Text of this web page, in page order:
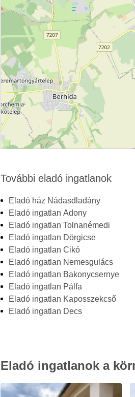
További eladó ingatlanok
Eladó ház Nádasdladány
Eladó ingatlan Adony
Eladó ingatlan Tolnanémedi
Eladó ingatlan Dörgicse
Eladó ingatlan Cikó
Eladó ingatlan Nemesgulács
Eladó ingatlan Bakonycsernye
Eladó ingatlan Pálfa
Eladó ingatlan Kaposszekcső
Eladó ingatlan Decs
Eladó ingatlanok a